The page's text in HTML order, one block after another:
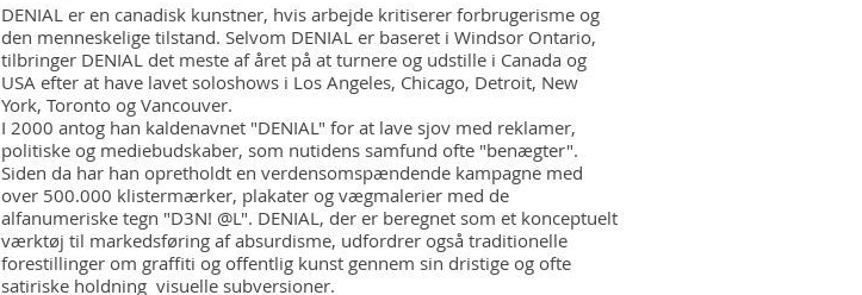
DENIAL er en canadisk kunstner, hvis arbejde kritiserer forbrugerisme og
den menneskelige tilstand. Selvom DENIAL er baseret i Windsor Ontario,
tilbringer DENIAL det meste af året på at turnere og udstille i Canada og
USA efter at have lavet soloshows i Los Angeles, Chicago, Detroit, New
York, Toronto og Vancouver.
I 2000 antog han kaldenavnet "DENIAL" for at lave sjov med reklamer,
politiske og mediebudskaber, som nutidens samfund ofte "benægter".
Siden da har han opretholdt en verdensomspændende kampagne med
over 500.000 klistermærker, plakater og vægmalerier med de
alfanumeriske tegn "D3N! @L". DENIAL, der er beregnet som et konceptuelt
værktøj til markedsføring af absurdisme, udfordrer også traditionelle
forestillinger om graffiti og offentlig kunst gennem sin dristige og ofte
satiriske holdning visuelle subversioner.